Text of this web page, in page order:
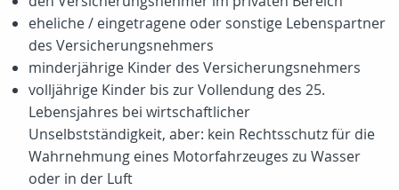
eheliche / eingetragene oder sonstige Lebenspartner
des Versicherungsnehmers
minderjährige Kinder des Versicherungsnehmers
volljährige Kinder bis zur Vollendung des 25.
Lebensjahres bei wirtschaftlicher
Unselbstständigkeit, aber: kein Rechtsschutz für die
Wahrnehmung eines Motorfahrzeuges zu Wasser
oder in der Luft